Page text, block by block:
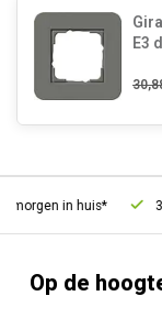
E3
in huis* 30
Op de